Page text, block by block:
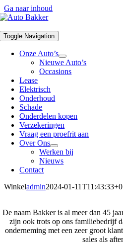
Ga naar inhoud
Toggle Navigation
Onze Auto’s
Nieuwe Auto’s
Occasions
Lease
Elektrisch
Onderhoud
Schade
Onderdelen kopen
Verzekeringen
Vraag een proefrit aan
Over Ons
Werken bij
Nieuws
Contact
Winkeladmin2024-01-
De naam Bakker is al meer dan 45
zijn ook trots op ons familiebedrijf
onderneming met een zeer groot
sales als